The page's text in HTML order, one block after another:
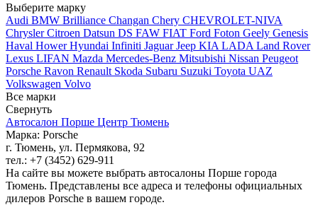
Выберите марку
Audi BMW Brilliance Changan Chery CHEVROLET-NIVA
ChryslerCitroen Datsun DS FAW FIAT Ford Foton Geely Genesis
Haval HowerHyundai Infiniti JaguarJeep KIA LADA Land Rover
Lexus LIFAN Mazda Mercedes-Benz Mitsubishi Nissan Peugeot
Porsche Ravon Renault Skoda Subaru Suzuki Toyota UAZ
Volkswagen Volvo
Все марки
Свернуть
Автосалон Порше Центр Тюмень
Марка: Porsche
г. Тюмень, ул. Пермякова, 92
тел.: +7 (3452) 629-911
На сайте вы можете выбрать автосалоны Порше города
Тюмень. Представлены все адреса и телефоны официальных
дилеров Porsche в вашем городе.